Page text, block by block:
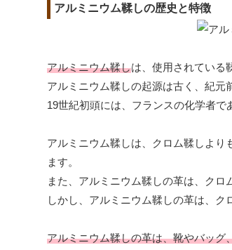
アルミニウム鞣しの歴史と特徴
アルミニウム鞣しは、使用されている
アルミニウム鞣しの起源は古く、紀元
19世紀初頭には、フランスの化学者で
アルミニウム鞣しは、クロム鞣しよ
ます。
また、アルミニウム鞣しの革は、クロ
しかし、アルミニウム鞣しの革は、ク
アルミニウム鞣しの革は、靴やバッグ